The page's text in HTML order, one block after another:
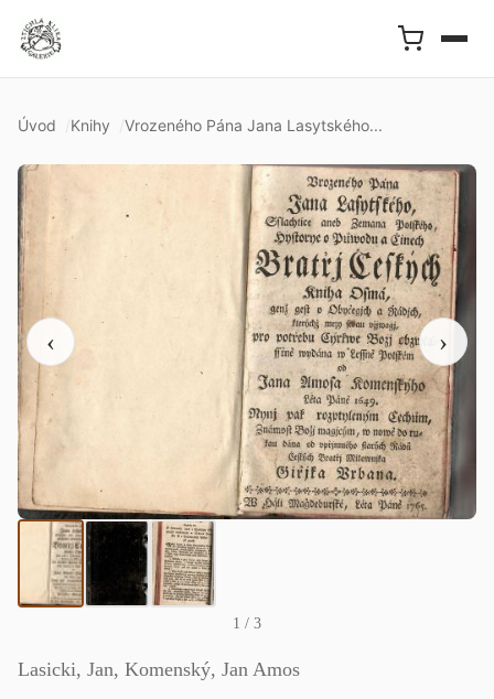
Úvod Knihy Vrozeného Pána Jana Lasytského...
‹ ›
1 / 3
Lasicki, Jan, Komenský, Jan Amos